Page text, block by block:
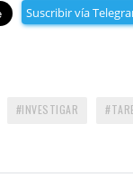
Suscribir vía
INVESTIGAR